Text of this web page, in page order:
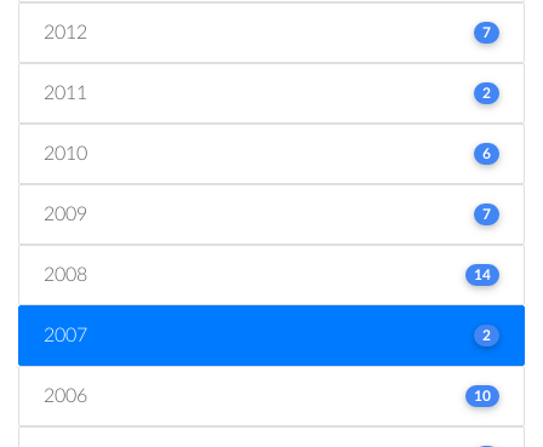
2012 7
2011 2
2010 6
2009 7
2008 14
2007 2
2006 10